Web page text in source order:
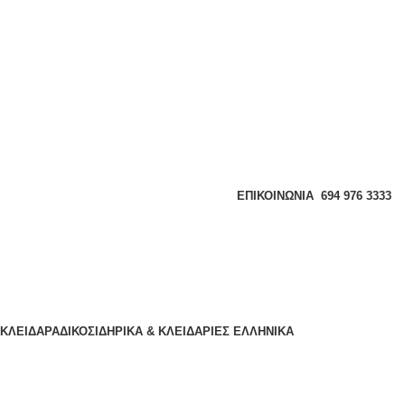
ΕΠΙΚΟΙΝΩΝΊΑ 694 976 3333
ΚΛΕΙΔΑΡΑΔΙΚΟΣΙΔΗΡΙΚΑ & ΚΛΕΙΔΑΡΙΕΣ ΕΛΛΗΝΙΚΆ